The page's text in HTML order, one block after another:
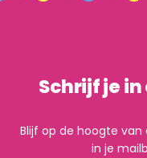
Schrijf je
Blijf op de hoogte
in je